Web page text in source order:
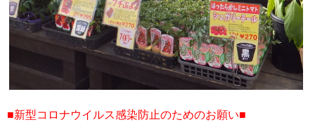
■新型コロナウイルス感染防止のためのお願い■